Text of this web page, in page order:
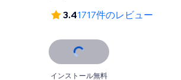
3.41717件のレビュー
インストール無料